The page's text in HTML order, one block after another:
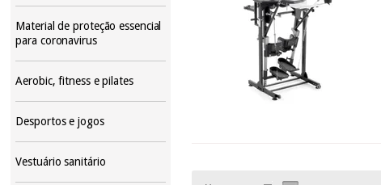
Material de proteção essencial
para coronavirus
Aerobic, fitness e pilates
Desportos e jogos
Vestuário sanitário